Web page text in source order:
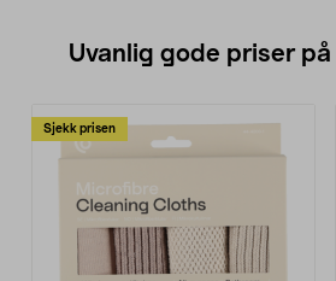
Uvanlig gode priser
Sjekk prisen